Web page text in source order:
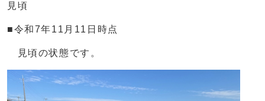
見頃
■令和7年11月11日時点
見頃の状態です。